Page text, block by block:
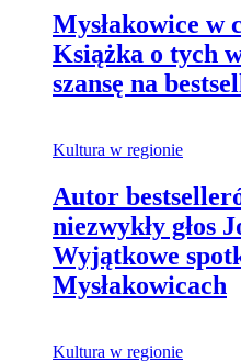
Mysłakowice w
Książka o tych
szansę na
Kultura w regionie
Autor
niezwykły głos
Wyjątkowe
Mysłakowicach
Kultura w regionie